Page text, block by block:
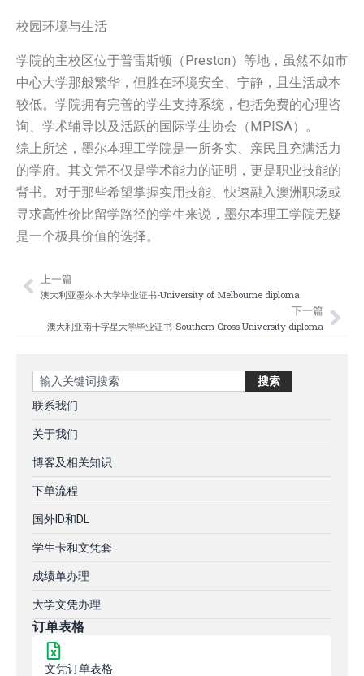
校园环境与生活
学院的主校区位于普雷斯顿（Preston）等地，虽然不如市
中心大学那般繁华，但胜在环境安全、宁静，且生活成本
较低。学院拥有完善的学生支持系统，包括免费的心理咨
询、学术辅导以及活跃的国际学生协会（MPISA）。
综上所述，墨尔本理工学院是一所务实、亲民且充满活力
的学府。其文凭不仅是学术能力的证明，更是职业技能的
背书。对于那些希望掌握实用技能、快速融入澳洲职场或
寻求高性价比留学路径的学生来说，墨尔本理工学院无疑
是一个极具价值的选择。
Prev
上一篇
澳大利亚墨尔本大学毕业证书-University of Melbourne diploma
下一篇
澳大利亚南十字星大学毕业证书-Southern Cross University diploma
Search 搜索
联系我们
关于我们
博客及相关知识
下单流程
国外ID和DL
学生卡和文凭套
成绩单办理
大学文凭办理
订单表格
文凭订单表格